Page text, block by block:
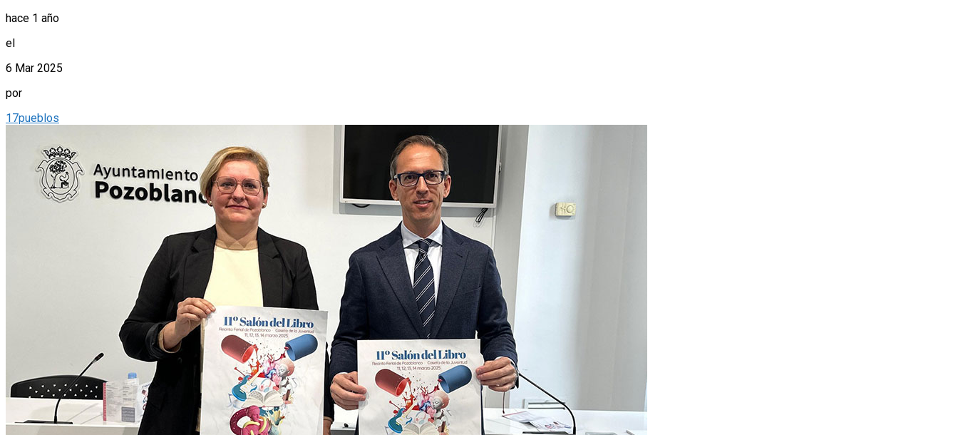
hace 1 año
el
6 Mar 2025
por
17pueblos